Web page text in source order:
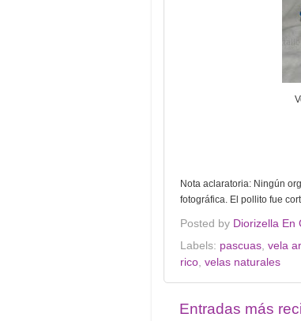
Nota aclaratoria: Ningún
fotográfica. El pollito fue
Posted by Diorizella En
Labels: pascuas, vela
rico, velas naturales
Entradas más